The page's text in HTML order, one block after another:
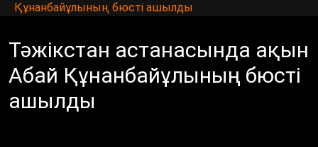
Құнанбайұлының бюсті ашылды
Тәжікстан астанасында ақын
Абай Құнанбайұлының бюсті
ашылды